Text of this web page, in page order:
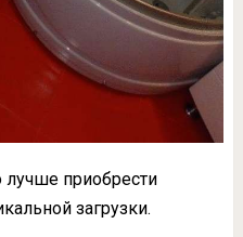
лучше приобрести
загрузки.